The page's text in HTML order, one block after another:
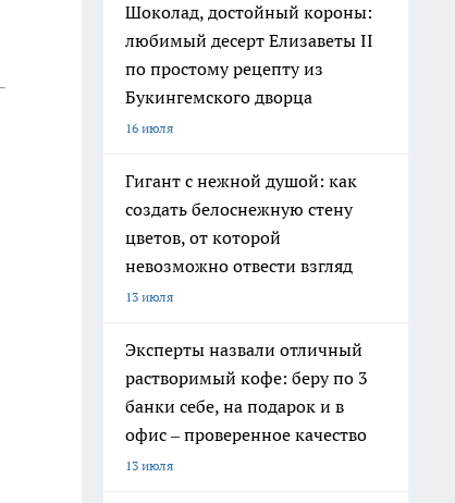
Шоколад, достойный короны:
любимый десерт Елизаветы II
по простому рецепту из
Букингемского дворца
16 июля
Гигант с нежной душой: как
создать белоснежную стену
цветов, от которой
невозможно отвести взгляд
13 июля
Эксперты назвали отличный
растворимый кофе: беру по 3
банки себе, на подарок и в
офис – проверенное качество
13 июля